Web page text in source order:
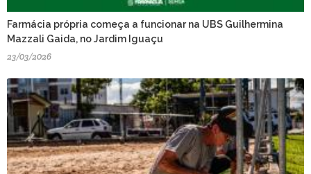
Farmácia própria começa a funcionar na UBS Guilhermina
Mazzali Gaida, no Jardim Iguaçu
23/03/2026